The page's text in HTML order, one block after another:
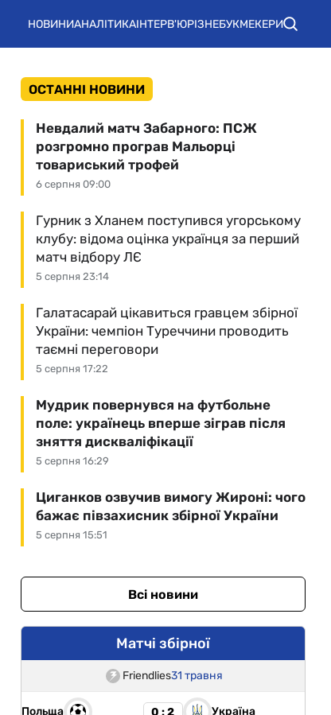
НОВИНИАНАЛІТИКАІНТЕРВ'ЮРІЗНЕБУКМЕКЕРИ
ОСТАННІ НОВИНИ
6 серпня 09:00
Невдалий матч Забарного: ПСЖ
розгромно програв Мальорці
товариський трофей
5 серпня 23:14
Гурник з Хланем поступився угорському
клубу: відома оцінка українця за перший
матч відбору ЛЄ
5 серпня 17:22
Галатасарай цікавиться гравцем збірної
України: чемпіон Туреччини проводить
таємні переговори
5 серпня 16:29
Мудрик повернувся на футбольне
поле: українець вперше зіграв після
зняття дискваліфікації
5 серпня 15:51
Циганков озвучив вимогу Жироні: чого
бажає півзахисник збірної України
Всі новини
Матчі збірної
Friendlies31 травня
Польща 0 : 2 Україна